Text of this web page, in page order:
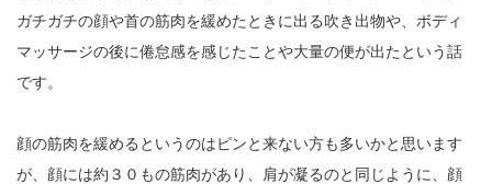
ガチガチの顔や首の筋肉を緩めたときに出る吹き出物や、ボディ
マッサージの後に倦怠感を感じたことや大量の便が出たという話
です。
顔の筋肉を緩めるというのはピンと来ない方も多いかと思います
が、顔には約３０もの筋肉があり、肩が凝るのと同じように、顔